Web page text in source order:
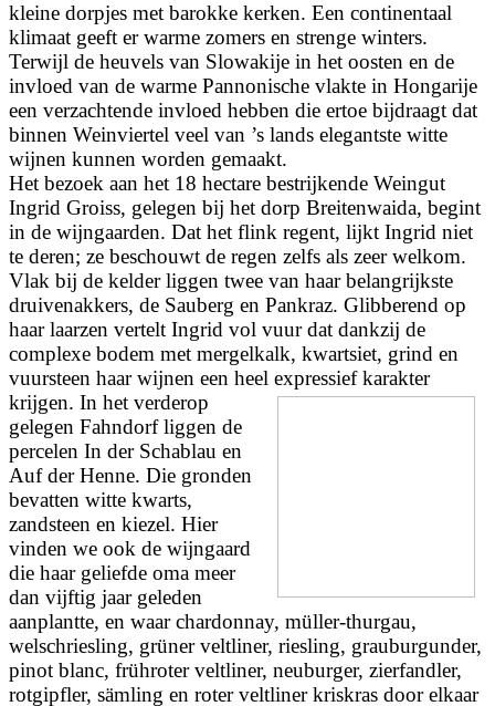
kleine dorpjes met barokke kerken. Een continentaal
klimaat geeft er warme zomers en strenge winters.
Terwijl de heuvels van Slowakije in het oosten en de
invloed van de warme Pannonische vlakte in Hongarije
een verzachtende invloed hebben die ertoe bijdraagt dat
binnen Weinviertel veel van ’s lands elegantste witte
wijnen kunnen worden gemaakt.
Het bezoek aan het 18 hectare bestrijkende Weingut
Ingrid Groiss, gelegen bij het dorp Breitenwaida, begint
in de wijngaarden. Dat het flink regent, lijkt Ingrid niet
te deren; ze beschouwt de regen zelfs als zeer welkom.
Vlak bij de kelder liggen twee van haar belangrijkste
druivenakkers, de Sauberg en Pankraz. Glibberend op
haar laarzen vertelt Ingrid vol vuur dat dankzij de
complexe bodem met mergelkalk, kwartsiet, grind en
vuursteen haar wijnen een heel expressief karakter
krijgen. In het verderop
gelegen Fahndorf liggen de
percelen In der Schablau en
Auf der Henne. Die gronden
bevatten witte kwarts,
zandsteen en kiezel. Hier
vinden we ook de wijngaard
die haar geliefde oma meer
dan vijftig jaar geleden
aanplantte, en waar chardonnay, müller-thurgau,
welschriesling, grüner veltliner, riesling, grauburgunder,
pinot blanc, frühroter veltliner, neuburger, zierfandler,
rotgipfler, sämling en roter veltliner kriskras door elkaar